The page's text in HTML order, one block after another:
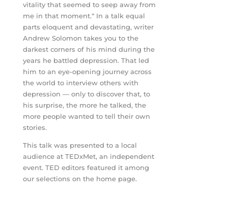
vitality that seemed to seep away from
me in that moment.“ In a talk equal
parts eloquent and devastating, writer
Andrew Solomon takes you to the
darkest corners of his mind during the
years he battled depression. That led
him to an eye-opening journey across
the world to interview others with
depression — only to discover that, to
his surprise, the more he talked, the
more people wanted to tell their own
stories.
This talk was presented to a local
audience at TEDxMet, an independent
event. TED editors featured it among
our selections on the home page.